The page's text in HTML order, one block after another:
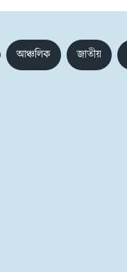
আঞ্চলিক জাতীয়